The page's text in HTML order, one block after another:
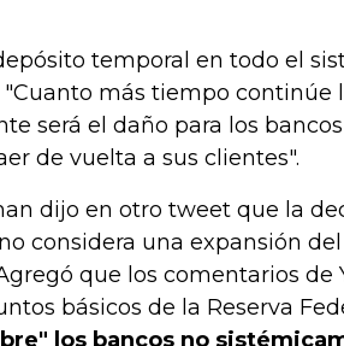
temporal en todo el
más tiempo continúe
será el daño para los
de vuelta a sus clientes".
dijo en otro tweet que la
considera una expansión
que los comentarios de
básicos de la Reserva
los bancos no